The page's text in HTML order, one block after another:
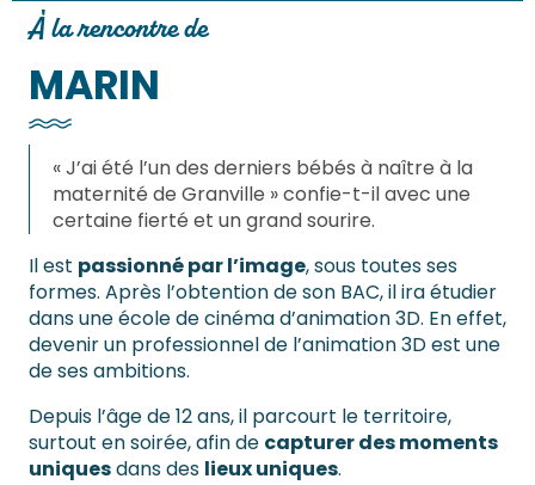
À la rencontre de
MARIN
« J’ai été l’un des derniers bébés à naître à la
maternité de Granville » confie-t-il avec une
certaine fierté et un grand sourire.
Il est passionné par l’image, sous toutes ses
formes. Après l’obtention de son BAC, il ira étudier
dans une école de cinéma d’animation 3D. En effet,
devenir un professionnel de l’animation 3D est une
de ses ambitions.
Depuis l’âge de 12 ans, il parcourt le territoire,
surtout en soirée, afin de capturer des moments
uniquesdans des lieux uniques.